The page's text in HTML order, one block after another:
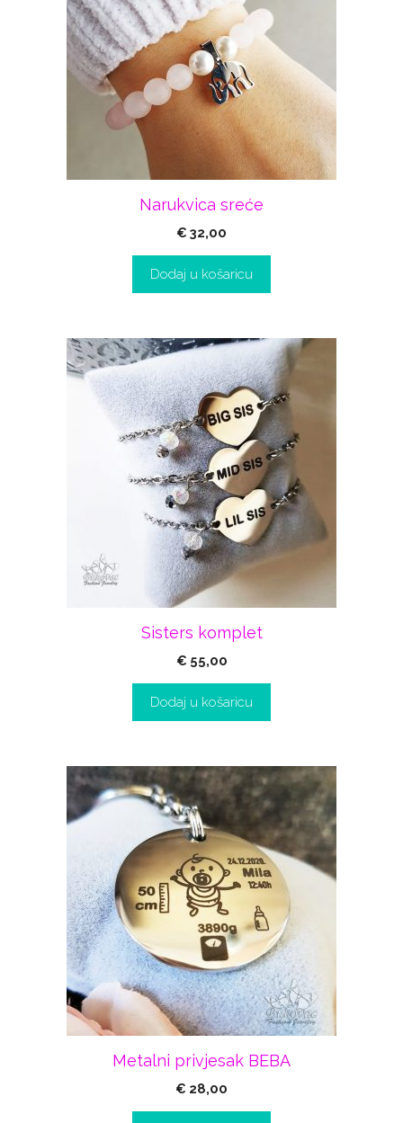
Narukvica sreće
€ 32,00
Dodaj u košaricu
Sisters komplet
€ 55,00
Dodaj u košaricu
Metalni privjesak BEBA
€ 28,00